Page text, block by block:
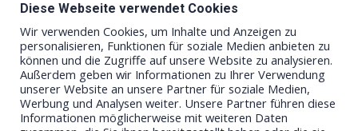
5
Diese Webseite verwendet Cookies
Wir verwenden Cookies, um Inhalte und Anzeigen zu
personalisieren, Funktionen für soziale Medien anbieten zu
können und die Zugriffe auf unsere Website zu analysieren.
Außerdem geben wir Informationen zu Ihrer Verwendung
unserer Website an unsere Partner für soziale Medien,
Werbung und Analysen weiter. Unsere Partner führen diese
Informationen möglicherweise mit weiteren Daten